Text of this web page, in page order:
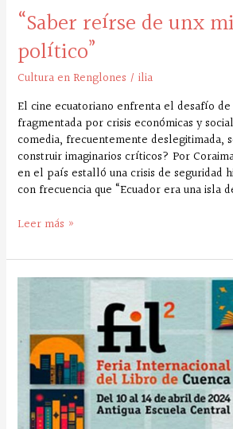
“Saber reírse de unx
político”
Cultura en Renglones /ilia
El cine ecuatoriano enfrenta el desafío
fragmentada por crisis económicas y
comedia, frecuentemente deslegitimada,
construir imaginarios críticos? Por
en el país estalló una crisis de seguridad
con frecuencia que “Ecuador era una isla
Leer más »
para
mí?:
apuntes
sobre
lectores,
autores